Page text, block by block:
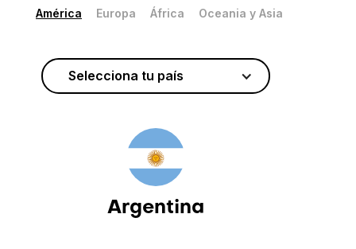
América Europa África Oceania y Asia
Selecciona tu país
Argentina